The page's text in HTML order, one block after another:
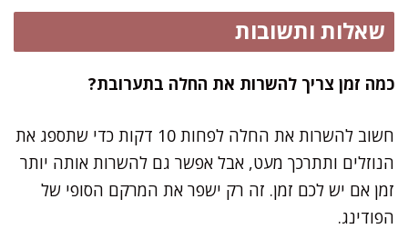
שאלות ותשובות
כמה זמן צריך להשרות את החלה בתערובת?
חשוב להשרות את החלה לפחות 10 דקות כדי שתספג את
הנוזלים ותתרכך מעט, אבל אפשר גם להשרות אותה יותר
זמן אם יש לכם זמן. זה רק ישפר את המרקם הסופי של
הפודינג.